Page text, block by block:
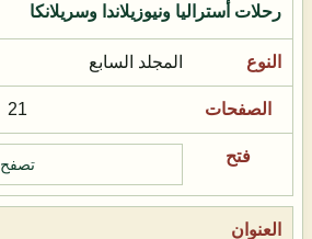
رحلات أستراليا ونيوزيلاندا وسريلانكا
المجلد السابع
21
تصفح